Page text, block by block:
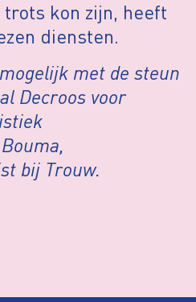
kon zijn, heeft
diensten.
met de steun
Decroos voor
bij Trouw.